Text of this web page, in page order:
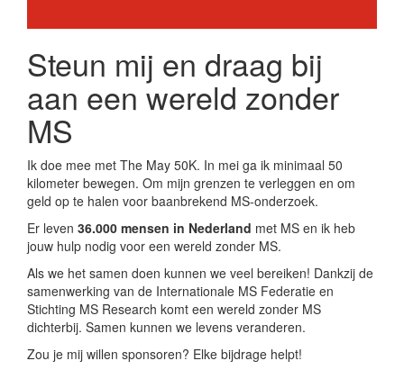
Steun mij en draag bij
aan een wereld zonder
MS
Ik doe mee met The May 50K. In mei ga ik minimaal 50
kilometer bewegen. Om mijn grenzen te verleggen en om
geld op te halen voor baanbrekend MS-onderzoek.
Er leven 36.000 mensen in Nederland met MS en ik heb
jouw hulp nodig voor een wereld zonder MS.
Als we het samen doen kunnen we veel bereiken! Dankzij de
samenwerking van de Internationale MS Federatie en
Stichting MS Research komt een wereld zonder MS
dichterbij. Samen kunnen we levens veranderen.
Zou je mij willen sponsoren? Elke bijdrage helpt!